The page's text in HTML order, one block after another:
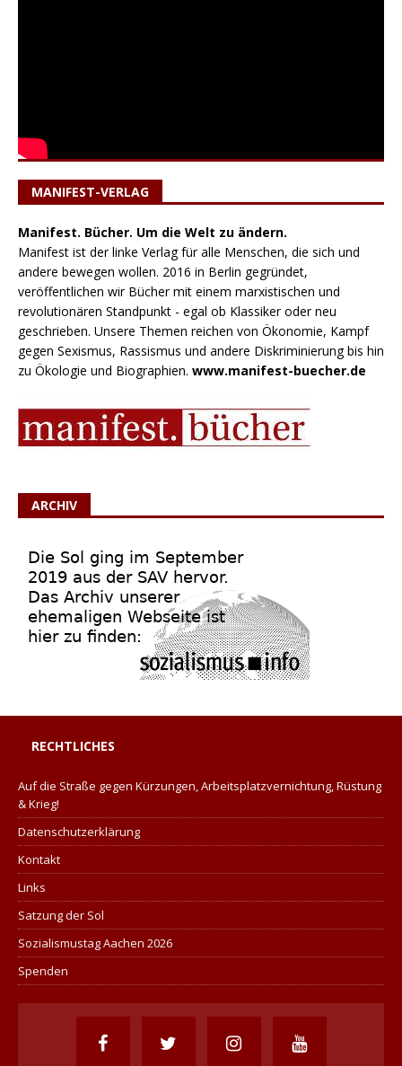
MANIFEST-VERLAG
Manifest. Bücher. Um die Welt zu ändern.
Manifest ist der linke Verlag für alle Menschen, die sich und
andere bewegen wollen. 2016 in Berlin gegründet,
veröffentlichen wir Bücher mit einem marxistischen und
revolutionären Standpunkt - egal ob Klassiker oder neu
geschrieben. Unsere Themen reichen von Ökonomie, Kampf
gegen Sexismus, Rassismus und andere Diskriminierung bis hin
zu Ökologie und Biographien. www.manifest-buecher.de
ARCHIV
RECHTLICHES
Auf die Straße gegen Kürzungen, Arbeitsplatzvernichtung, Rüstung
& Krieg!
Datenschutzerklärung
Kontakt
Links
Satzung der Sol
Sozialismustag Aachen 2026
Spenden